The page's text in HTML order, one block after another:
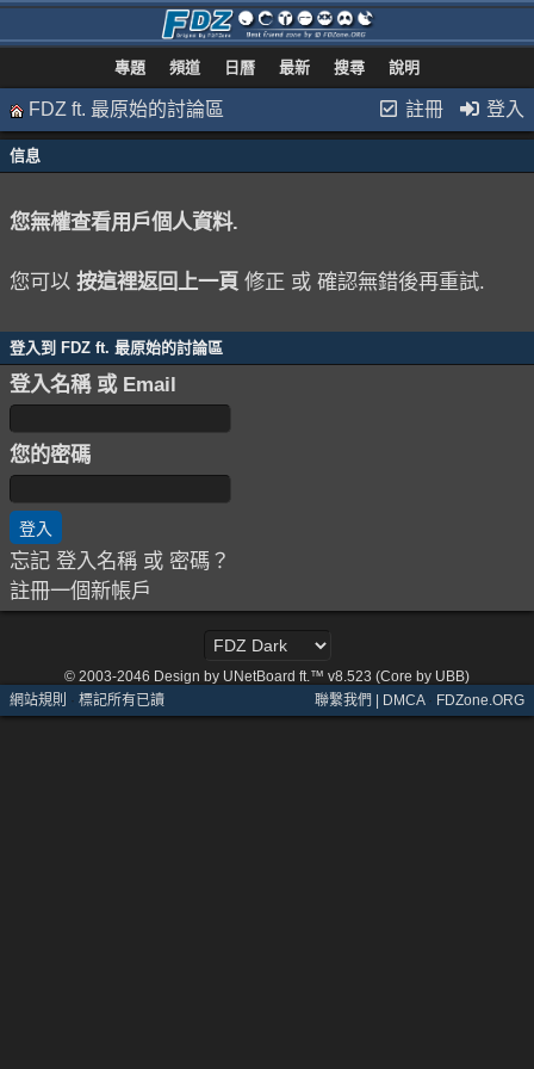
專題 頻道 日曆 最新 搜尋 說明
註冊 登入
FDZ ft. 最原始的討論區
信息
您無權查看用戶個人資料.
您可以 按這裡返回上一頁 修正 或 確認無錯後再重試.
登入到 FDZ ft. 最原始的討論區
登入名稱 或 Email
您的密碼
忘記 登入名稱 或 密碼？
註冊一個新帳戶
© 2003-2046 Design by UNetBoard ft.™ v8.523 (Core by UBB)
網站規則 · 標記所有已讀 聯繫我們 | DMCA· FDZone.ORG